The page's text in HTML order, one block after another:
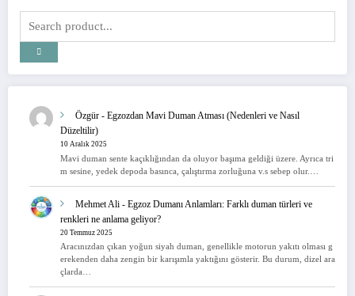
Özgür - Egzozdan Mavi Duman Atması (Nedenleri ve Nasıl
Düzeltilir)
10 Aralık 2025
Mavi duman sente kaçıklığından da oluyor başıma geldiği üzere. Ayrıca tri
m sesine, yedek depoda basınca, çalıştırma zorluğuna v.s sebep olur.…
Mehmet Ali - Egzoz Dumanı Anlamları: Farklı duman türleri ve
renkleri ne anlama geliyor?
20 Temmuz 2025
Aracınızdan çıkan yoğun siyah duman, genellikle motorun yakıtı olması g
erekenden daha zengin bir karışımla yaktığını gösterir. Bu durum, dizel ara
çlarda…